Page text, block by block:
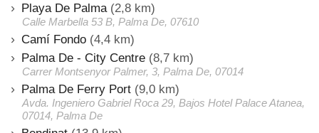
Playa De Palma (2,8 km)
Calle Marbella 53 B, Palma De, 07610
Camí Fondo (4,4 km)
Palma De - City Centre (8,7 km)
Carrer Montsenyor Palmer, 3, Palma De, 07014
Palma De Ferry Port (9,0 km)
Avda. Ingeniero Gabriel Roca 29, Bajos Hotel Palace Atanea,
07014, Palma De